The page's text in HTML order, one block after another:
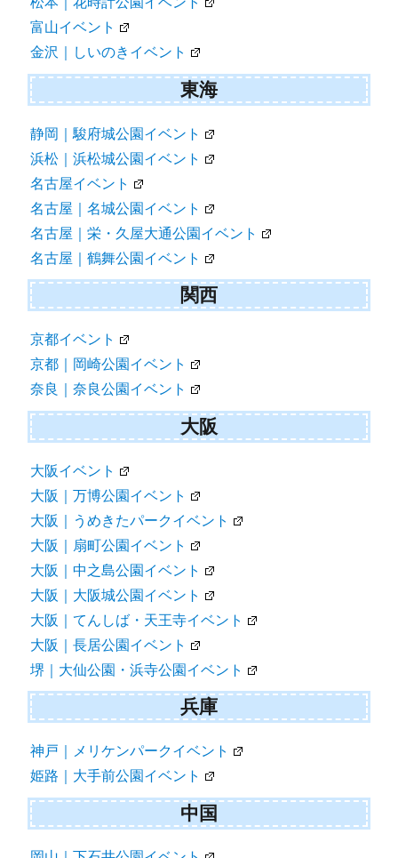
富山イベント
金沢｜しいのきイベント
東海
静岡｜駿府城公園イベント
浜松｜浜松城公園イベント
名古屋イベント
名古屋｜名城公園イベント
名古屋｜栄・久屋大通公園イベント
名古屋｜鶴舞公園イベント
関西
京都イベント
京都｜岡崎公園イベント
奈良｜奈良公園イベント
大阪
大阪イベント
大阪｜万博公園イベント
大阪｜うめきたパークイベント
大阪｜扇町公園イベント
大阪｜中之島公園イベント
大阪｜大阪城公園イベント
大阪｜てんしば・天王寺イベント
大阪｜長居公園イベント
堺｜大仙公園・浜寺公園イベント
兵庫
神戸｜メリケンパークイベント
姫路｜大手前公園イベント
中国